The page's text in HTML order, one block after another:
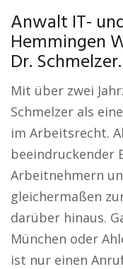
Anwalt IT-
Hemmingen
Dr. Schmelzer.
Mit über zwei
Schmelzer als
im Arbeitsrecht.
beeindruckender
Arbeitnehmern
gleichermaßen
darüber hinaus.
München oder
ist nur einen